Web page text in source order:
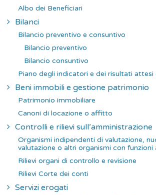
Albo dei Beneficiari
Bilanci
Bilancio preventivo e consuntivo
Bilancio preventivo
Bilancio consuntivo
Piano degli indicatori e dei risultati attesi
Beni immobili e gestione patrimonio
Patrimonio immobiliare
Canoni di locazione o affitto
Controlli e rilievi sull’amministrazione
Organismi indipendenti di valutazione,
valutazione o altri organismi con funzioni
Rilievi organi di controllo e revisione
Rilievi Corte dei conti
Servizi erogati